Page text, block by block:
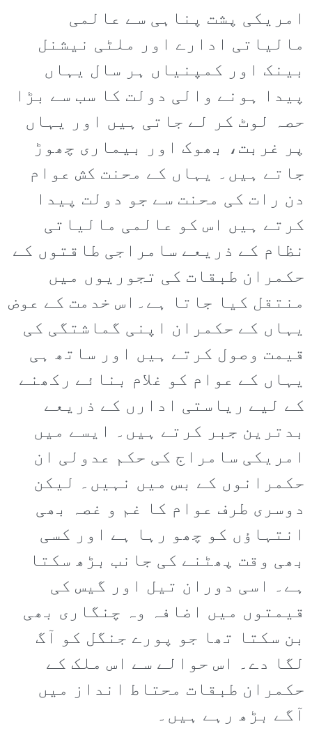
امریکی پشت پناہی سے عالمی
مالیاتی ادارے اور ملٹی نیشنل
بینک اور کمپنیاں ہر سال یہاں
پیدا ہونے والی دولت کا سب سے بڑا
حصہ لوٹ کر لے جاتی ہیں اور یہاں
پر غربت، بھوک اور بیماری چھوڑ
جاتے ہیں۔ یہاں کے محنت کش عوام
دن رات کی محنت سے جو دولت پیدا
کرتے ہیں اس کو عالمی مالیاتی
نظام کے ذریعے سامراجی طاقتوں کے
حکمران طبقات کی تجوریوں میں
منتقل کیا جاتا ہے۔اس خدمت کے عوض
یہاں کے حکمران اپنی گماشتگی کی
قیمت وصول کرتے ہیں اور ساتھ ہی
یہاں کے عوام کو غلام بنائے رکھنے
کے لیے ریاستی ادارں کے ذریعے
بدترین جبر کرتے ہیں۔ ایسے میں
امریکی سامراج کی حکم عدولی ان
حکمرانوں کے بس میں نہیں۔ لیکن
دوسری طرف عوام کا غم و غصہ بھی
انتہاؤں کو چھو رہا ہے اور کسی
بھی وقت پھٹنے کی جانب بڑھ سکتا
ہے۔ اسی دوران تیل اور گیس کی
قیمتوں میں اضافہ وہ چنگاری بھی
بن سکتا تھا جو پورے جنگل کو آگ
لگا دے۔ اس حوالے سے اس ملک کے
حکمران طبقات محتاط انداز میں
آگے بڑھ رہے ہیں۔